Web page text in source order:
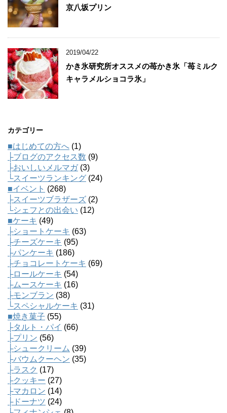
京八坂プリン
2019/04/22
かき氷研究所オススメの苺かき氷「苺ミルク
キャラメルショコラ氷」
カテゴリー
■はじめての方へ (1)
├ブログのアクセス数 (9)
├おいしいメルマガ(3)
└スイーツランキング (24)
■イベント (268)
├スイーツブラザーズ (2)
└シェフとの出会い (12)
■ケーキ (49)
├ショートケーキ (63)
├チーズケーキ (95)
├パンケーキ (186)
├チョコレートケーキ (69)
├ロールケーキ (54)
├ムースケーキ (16)
├モンブラン (38)
└スペシャルケーキ (31)
■焼き菓子 (55)
├タルト・パイ (66)
├プリン (56)
├シュークリーム (39)
├バウムクーヘン (35)
├ラスク (17)
├クッキー (27)
├マカロン (14)
├ドーナツ (24)